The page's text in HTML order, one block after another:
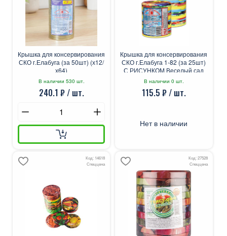
Крышка для консервирования
СКО г.Елабуга (за 50шт) (х12/
х64)
В наличии 530 шт.
240.1 ₽ / шт.
Крышка для консервирования
СКО г.Елабуга 1-82 (за 25шт)
С РИСУНКОМ Веселый сад
В наличии 0 шт.
115.5 ₽ / шт.
Нет в наличии
Код: 14618
Спеццена
Код: 27528
Спеццена